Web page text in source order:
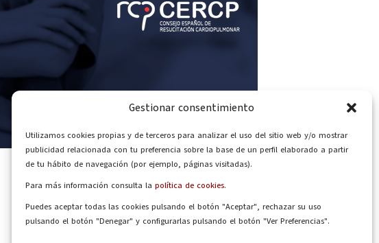
Gestionar consentimiento
Utilizamos cookies propias y de terceros para analizar el uso del sitio web y/o mostrar
publicidad relacionada con tu preferencia sobre la base de un perfil elaborado a partir
de tu hábito de navegación (por ejemplo, páginas visitadas).
Para más información consulta la política de cookies.
Puedes aceptar todas las cookies pulsando el botón "Aceptar", rechazar su uso
pulsando el botón "Denegar" y configurarlas pulsando el botón "Ver Preferencias".
Protección de datos
Política de privacidad